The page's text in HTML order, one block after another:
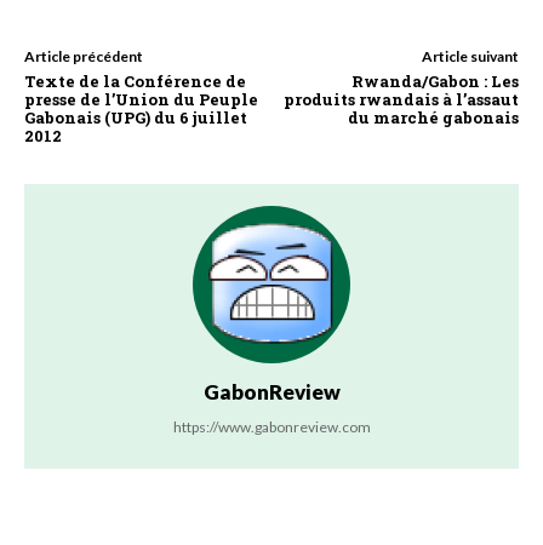
Article précédent
Texte de la Conférence de
presse de l’Union du Peuple
Gabonais (UPG) du 6 juillet
2012
Article suivant
Rwanda/Gabon : Les
produits rwandais à l’assaut
du marché gabonais
GabonReview
https://www.gabonreview.com